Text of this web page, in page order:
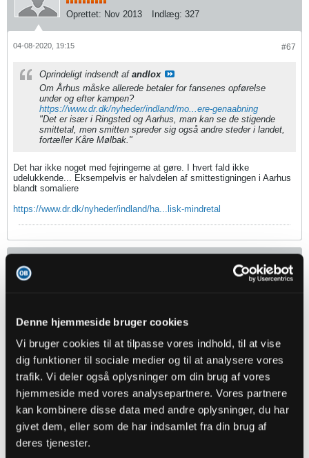
Denne hjemmeside bruger cookies
Vi bruger cookies til at tilpasse vores indhold, til at vise
dig funktioner til sociale medier og til at analysere vores
trafik. Vi deler også oplysninger om din brug af vores
hjemmeside med vores analysepartnere. Vores partnere
kan kombinere disse data med andre oplysninger, du har
givet dem, eller som de har indsamlet fra din brug af
deres tjenester.
Oprettet: Nov 2013 Indlæg: 327
#67
04-08-2020, 19:15
Oprindeligt indsendt af andlox
Om Århus måske allerede betaler for fansenes opførelse
under og efter kampen?
https://www.dr.dk/nyheder/indland/mo...ere-genaabning
"Det er især i Ringsted og Aarhus, man kan se de stigende
smittetal, men smitten spreder sig også andre steder i landet,
fortæller Kåre Mølbak."
Det har ikke noget med fejringerne at gøre. I hvert fald ikke
udelukkende... Eksempelvis er halvdelen af smittestigningen i Aarhus
blandt somaliere
https://www.dr.dk/nyheder/indland/ha...lisk-mindretal
18-09-2020, 09:32
Jeg plejer at "heppe" på danske hold i Europa, sådan for dansk
fodbolds skyld. Jeg sad dog efter kampen Mura og AGF igår og
frydede mig en smule. De virker bare så indbilske i AGF, så det var
betryggende at se dem spille som en sæk kartofler, mod et hold de
fleste danske superligamandskaber kunne have blæst bagover.
Havde vi dog bare slået AGF i den kamp.